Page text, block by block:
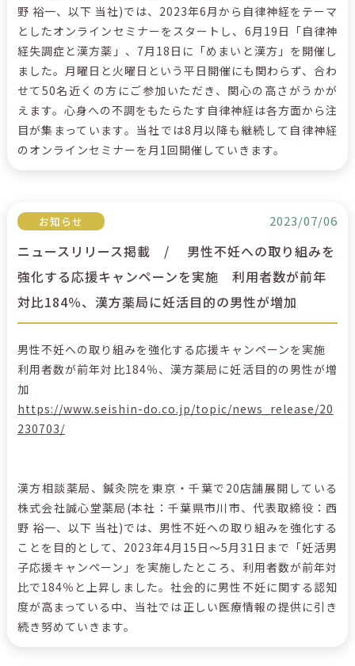
野 裕一、以下 当社)では、2023年6月から自律神経をテーマ
としたオンラインセミナーをスタートし、6月19日「自律神
経失調症と漢方薬」、7月18日に「めまいと漢方」を開催し
ました。月曜日と火曜日という平日開催にも関わらず、合わ
せて50名近くの方にご参加いただき、関心の高さがうかが
えます。心身への不調をもたらたす自律神経は各方面から注
目が集まっています。当社では8月以降も継続して自律神経
のオンラインセミナーを月1回開催していきます。
お知らせ 2023/07/06
ニュースリリース掲載 / 男性不妊への取り組みを
強化する応援キャンペーンを実施 利用者数が前年
対比184％、漢方薬局に妊活目的の男性が増加
男性不妊への取り組みを強化する応援キャンペーンを実施
利用者数が前年対比184％、漢方薬局に妊活目的の男性が増
加
https://www.seishin-do.co.jp/topic/news_release/20
230703/
漢方相談薬局、鍼灸院を東京・千葉で20店舗展開している
株式会社誠心堂薬局(本社：千葉県市川市、代表取締役：西
野 裕一、以下 当社)では、男性不妊への取り組みを強化する
ことを目的として、2023年4月15日～5月31日まで「妊活男
子応援キャンペーン」を実施したところ、利用者数が前年対
比で184％と上昇しました。社会的に男性不妊に関する認知
度が高まっている中、当社では正しい医療情報の提供に引き
続き努めていきます。